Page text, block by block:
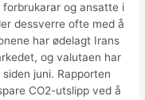
og ansatte i
dessverre ofte med å
har ødelagt Irans
og valutaen har
juni. Rapporten
CO2-utslipp ved å